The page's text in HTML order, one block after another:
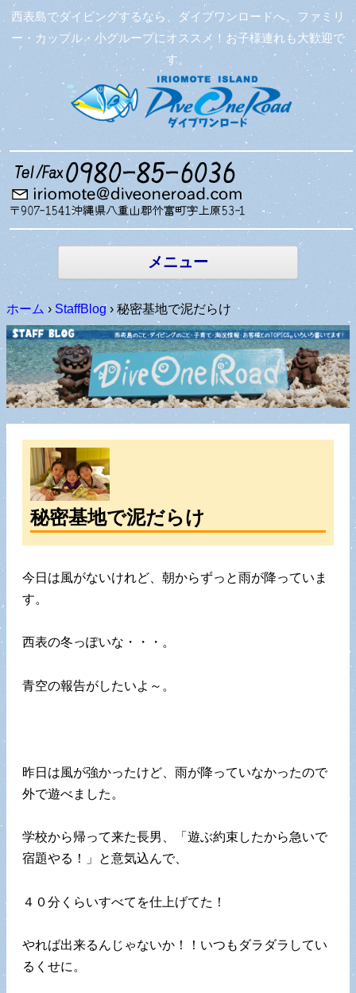
西表島でダイビングするなら、ダイブワンロードへ。ファミリ
ー・カップル・小グループにオススメ！お子様連れも大歓迎で
す。
メニュー
コンテン
ホーム › StaffBlog › 秘密基地で泥だらけ
秘密基地で泥だらけ
今日は風がないけれど、朝からずっと雨が降っていま
す。
西表の冬っぽいな・・・。
青空の報告がしたいよ～。
昨日は風が強かったけど、雨が降っていなかったので
外で遊べました。
学校から帰って来た長男、「遊ぶ約束したから急いで
宿題やる！」と意気込んで、
４０分くらいすべてを仕上げてた！
やれば出来るんじゃないか！！いつもダラダラしてい
るくせに。